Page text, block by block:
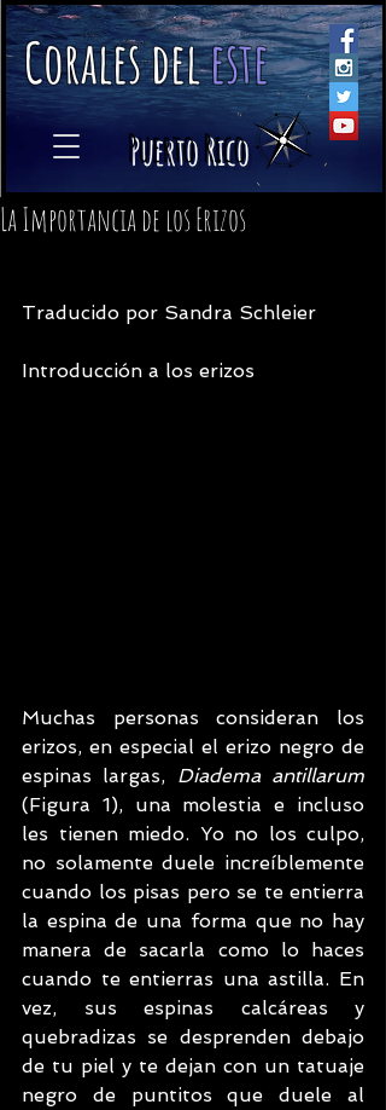
Coralesdeleste​
Puerto Rico
La Importancia de los Erizos
Traducido por Sandra Schleier
Introducción a los erizos
Muchas personas consideran los
erizos, en especial el erizo negro de
espinas largas, Diadema antillarum
(Figura 1), una molestia e incluso
les tienen miedo. Yo no los culpo,
no solamente duele increíblemente
cuando los pisas pero se te entierra
la espina de una forma que no hay
manera de sacarla como lo haces
cuando te entierras una astilla. En
vez, sus espinas calcáreas y
quebradizas se desprenden debajo
de tu piel y te dejan con un tatuaje
negro de puntitos que duele al